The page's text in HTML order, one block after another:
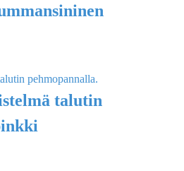
talutin